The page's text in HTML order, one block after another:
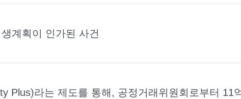
계획이 인가된 사건
Plus)라는 제도를 통해, 공정거래위원회로부터 11